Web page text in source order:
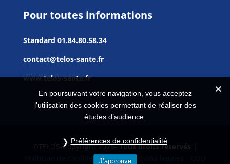
Pour toutes informations
Standard 01.84.80.58.34
contact@telos-sante.fr
www.telos-sante.fr
©TELOS-Copyright 2026-Tous droits réservés
Politique de confidentialité |Mentions légales - CGU
En poursuivant votre navigation, vous acceptez
l'utilisation des cookies permettant de réaliser des
études d’audience.
Préférences de confidentialité
J’approuve